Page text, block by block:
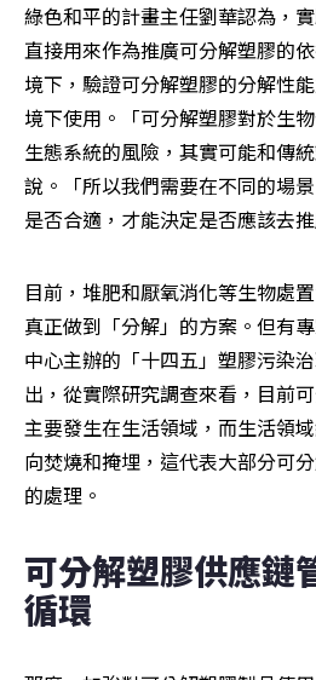
綠色和平的計畫主任劉華認為，
直接用來作為推廣可分解塑膠的
境下，驗證可分解塑膠的分解性
境下使用。「可分解塑膠對於生
生態系統的風險，其實可能和傳
說。「所以我們需要在不同的場
是否合適，才能決定是否應該去推
目前，堆肥和厭氧消化等生物處
真正做到「分解」的方案。但有
中心主辦的「十四五」塑膠污染
出，從實際研究調查來看，目前
主要發生在生活領域，而生活領
向焚燒和掩埋，這代表大部分可
的處理。
可分解塑膠供應鏈
循環